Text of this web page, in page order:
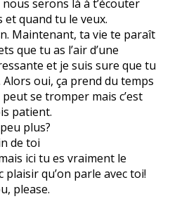
serons là à t’écouter
quand tu le veux.
Maintenant, ta vie te paraît
que tu as l’air d’une
et je suis sure que tu
oui, ça prend du temps
se tromper mais c’est
patient.
plus?
de toi
ici tu es vraiment le
plaisir qu’on parle avec toi!
please.